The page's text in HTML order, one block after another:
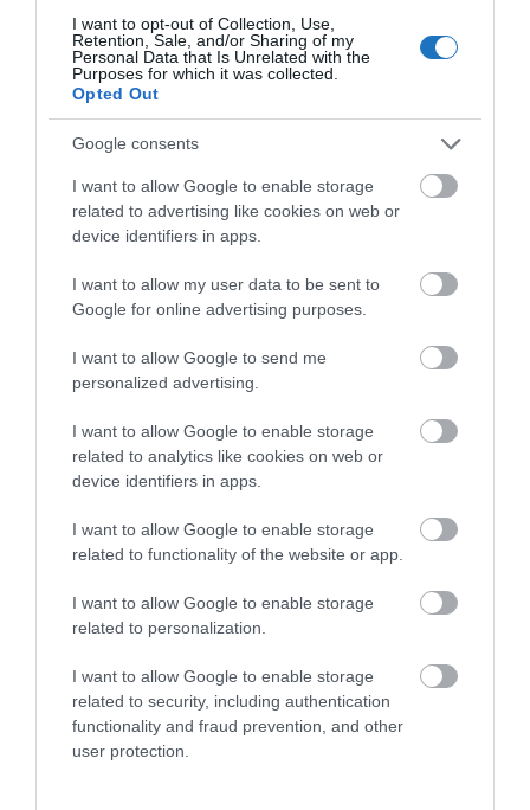
I want to opt-out of Collection, Use,
Retention, Sale, and/or Sharing of my
Personal Data that Is Unrelated with the
Purposes for which it was collected.
Opted Out
Google consents
I want to allow Google to enable storage
related to advertising like cookies on web or
device identifiers in apps.
I want to allow my user data to be sent to
Google for online advertising purposes.
I want to allow Google to send me
personalized advertising.
I want to allow Google to enable storage
related to analytics like cookies on web or
device identifiers in apps.
I want to allow Google to enable storage
related to functionality of the website or app.
I want to allow Google to enable storage
related to personalization.
I want to allow Google to enable storage
related to security, including authentication
functionality and fraud prevention, and other
user protection.
2024. február 2-3-ára, újabb szakrális-spirituális
látogatómenedzsment műhelytalálkozóra hívja és
várja a szakmai és egyházi szereplőket, a
desztinációk látogatómenedzsmentjében érintett
kollégákat, illetve zarándokút-állomások és
útvonalak üzemeltetőit, valamint utazásszervezőket
a harmadik Zarándok Akadémia
OLVASS TOVÁBB
TOVÁBBI CIKKEK
HETI BÖLCSESSÉG